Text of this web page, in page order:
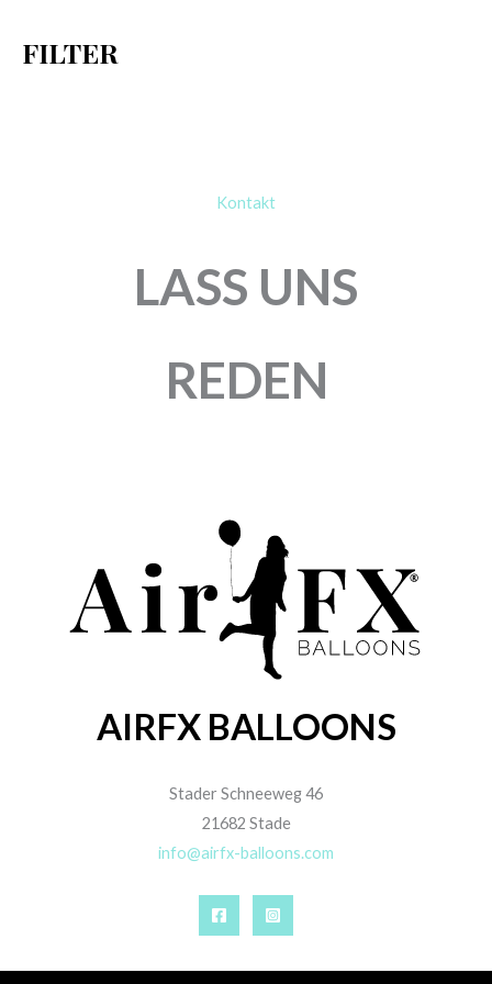
FILTER
Kontakt
LASS UNS
REDEN
AIRFX BALLOONS
Stader Schneeweg 46
21682 Stade
info@airfx-balloons.com